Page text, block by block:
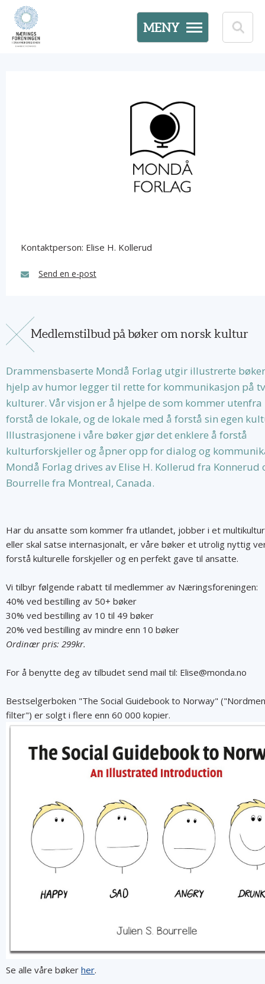
MENY
Kontaktperson: Elise H. Kollerud
Send en e-post
Medlemstilbud på bøker om norsk kultur
Drammensbaserte Mondå Forlag utgir illustrerte
hjelp av humor legger til rette for kommunikasjon på
kulturer. Vår visjon er å hjelpe de som kommer utenfra
forstå de lokale, og de lokale med å forstå sin egen
Illustrasjonene i våre bøker gjør det enklere å forstå
kulturforskjeller og åpner opp for dialog og
Mondå Forlag drives av Elise H. Kollerud fra Konnerud
Bourrelle fra Montreal, Canada.
Har du ansatte som kommer fra utlandet, jobber i et
eller skal satse internasjonalt, er våre bøker et utrolig nyttig
forstå kulturelle forskjeller og en perfekt gave til ansatte.
Vi tilbyr følgende rabatt til medlemmer av Næringsforeningen:
40% ved bestilling av 50+ bøker
30% ved bestilling av 10 til 49 bøker
20% ved bestilling av mindre enn 10 bøker
Ordinær pris: 299kr.
For å benytte deg av tilbudet send mail til: Elise@monda.no
Bestselgerboken "The Social Guidebook to Norway"
filter") er solgt i flere enn 60 000 kopier.
Se alle våre bøker her.